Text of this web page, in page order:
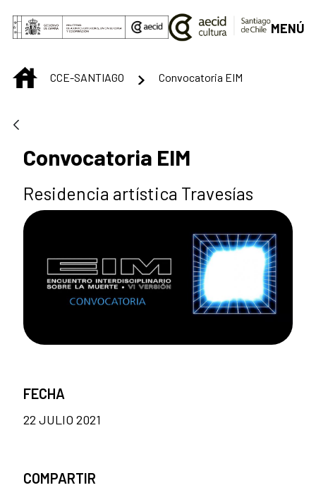
Saltar al contenido principal
MENÚ
INICIOCCE-SANTIAGO Convocatoria EIM
Convocatoria EIM
Residencia artística Travesías
FECHA
22 JULIO 2021
COMPARTIR